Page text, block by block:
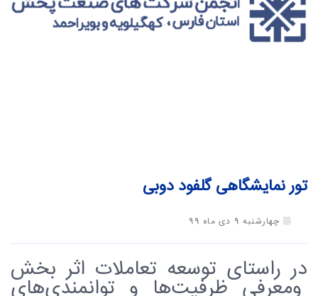
تور نمایشگاهی گلفود دوبی
چهارشنبه 9 دی ماه 99
در راستای توسعه تعاملات اثر بخش
ومعرفی ظرفیت‌ها و توانمندی‌های